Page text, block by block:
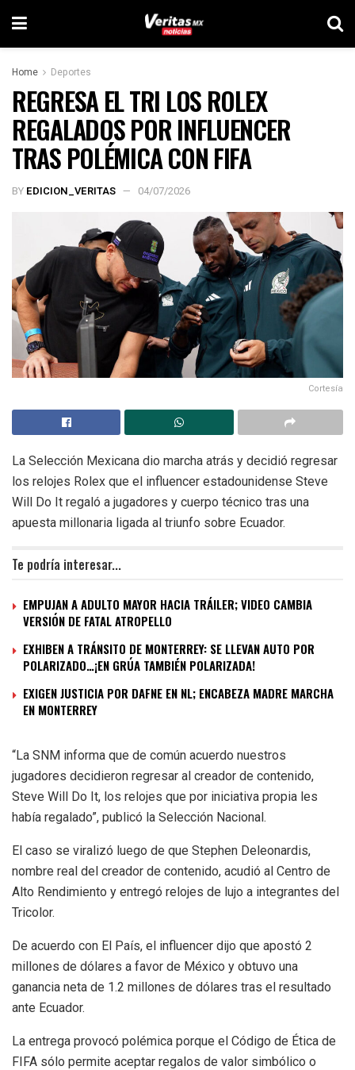
Home Deportes
REGRESA EL TRI LOS ROLEX
REGALADOS POR INFLUENCER
TRAS POLÉMICA CON FIFA
BY EDICION_VERITAS 04/07/2026
Cortesía
La Selección Mexicana dio marcha atrás y decidió regresar
los relojes Rolex que el influencer estadounidense Steve
Will Do It regaló a jugadores y cuerpo técnico tras una
apuesta millonaria ligada al triunfo sobre Ecuador.
Te podría interesar...
EMPUJAN A ADULTO MAYOR HACIA TRÁILER; VIDEO CAMBIA
VERSIÓN DE FATAL ATROPELLO
EXHIBEN A TRÁNSITO DE MONTERREY: SE LLEVAN AUTO POR
POLARIZADO…¡EN GRÚA TAMBIÉN POLARIZADA!
EXIGEN JUSTICIA POR DAFNE EN NL; ENCABEZA MADRE MARCHA
EN MONTERREY
“La SNM informa que de común acuerdo nuestros
jugadores decidieron regresar al creador de contenido,
Steve Will Do It, los relojes que por iniciativa propia les
había regalado”, publicó la Selección Nacional.
El caso se viralizó luego de que Stephen Deleonardis,
nombre real del creador de contenido, acudió al Centro de
Alto Rendimiento y entregó relojes de lujo a integrantes del
Tricolor.
De acuerdo con El País, el influencer dijo que apostó 2
millones de dólares a favor de México y obtuvo una
ganancia neta de 1.2 millones de dólares tras el resultado
ante Ecuador.
La entrega provocó polémica porque el Código de Ética de
FIFA sólo permite aceptar regalos de valor simbólico o